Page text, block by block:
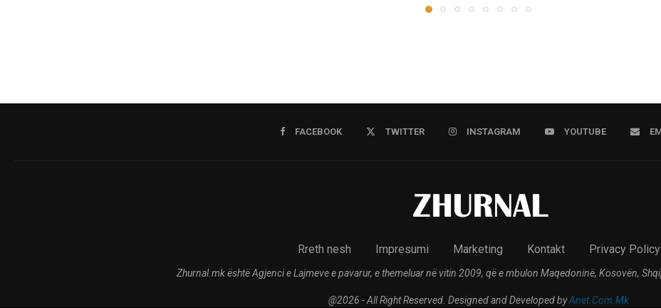
FACEBOOK TWITTER INSTAGRAM YOUTUBE
Rreth nesh Impresumi Marketing Kontakt Privacy Policy
Zhurnal.mk është Agjenci e Lajmeve e pavarur, e themeluar në vitin 2009, që e mbulon Maqedoninë, Kosovën,
@2026 - All Right Reserved. Designed and Developed byAnet.Com.Mk